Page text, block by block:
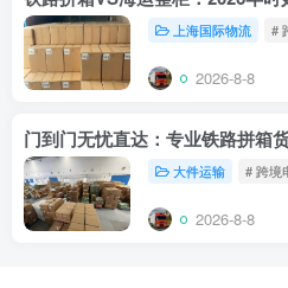
上海国际物流 #
2026-8-8
门到门无忧直达：专业铁路拼箱
大件运输 # 跨境
2026-8-8